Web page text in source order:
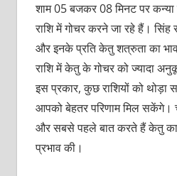
शाम 05 बजकर 08 मिनट पर
राशि में गोचर करने जा रहे हैं। सिंह
और इनके प्रति केतु शत्रुता का
राशि में केतु के गोचर को ज्यादा
इस प्रकार, कुछ राशियों को थोड़ा
आपको बेहतर परिणाम मिल
और सबसे पहले बात करते हैं केतु का
प्रभाव की।